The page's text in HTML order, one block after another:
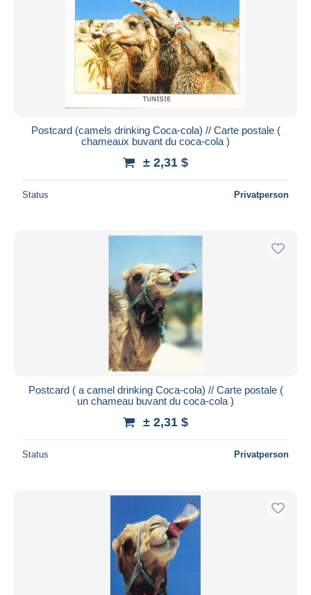
Postcard (camels drinking Coca-cola) // Carte postale (
chameaux buvant du coca-cola )
± 2,31 $
Status Privatperson
Postcard ( a camel drinking Coca-cola) // Carte postale (
un chameau buvant du coca-cola )
± 2,31 $
Status Privatperson